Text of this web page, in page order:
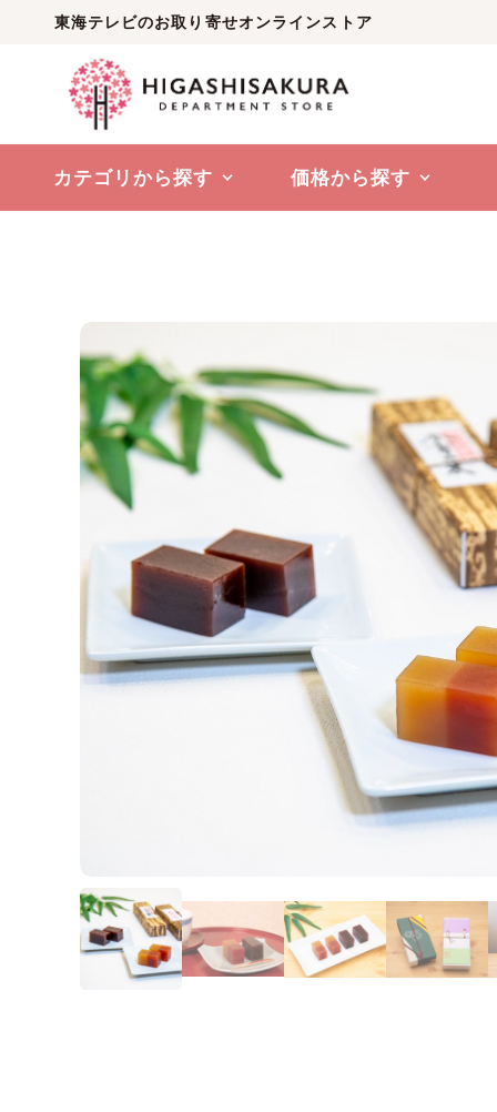
東海テレビのお取り寄せオンラインストア
カテゴリから探す 価格から探す